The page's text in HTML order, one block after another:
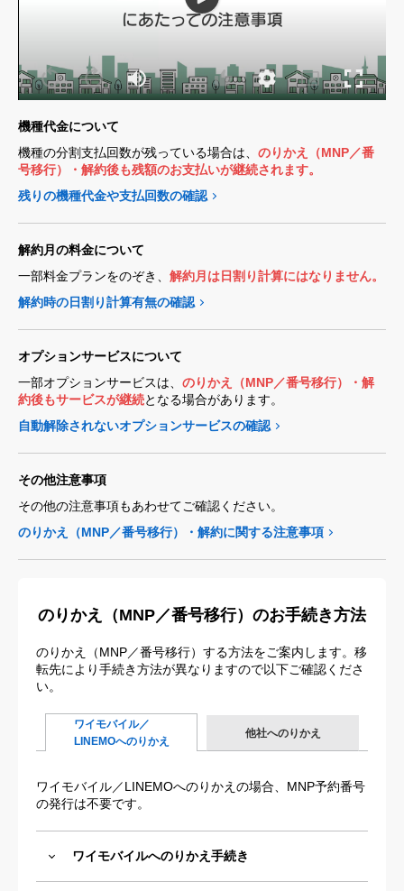
機種代金について
機種の分割支払回数が残っている場合は、 のりかえ（MNP／番
号移行）・解約後も残額のお支払いが継続されます。
残りの機種代金や支払回数の確認
解約月の料金について
一部料金プランをのぞき、 解約月は日割り計算にはなりません。
解約時の日割り計算有無の確認
オプションサービスについて
一部オプションサービスは、 のりかえ（MNP／番号移行）・解
約後もサービスが継続となる場合があります。
自動解除されないオプションサービスの確認
その他注意事項
その他の注意事項もあわせてご確認ください。
のりかえ（MNP／番号移行）・解約に関する注意事項
のりかえ（MNP／番号移行）のお手続き方法
のりかえ（MNP／番号移行）する方法をご案内します。移
転先により手続き方法が異なりますので以下ご確認くださ
い。
ワイモバイル／
LINEMOへのりかえ
他社へのりかえ
ワイモバイル／LINEMOへのりかえの場合、MNP予約番号
の発行は不要です。
ワイモバイルへのりかえ手続き